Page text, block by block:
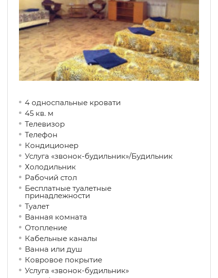
4 односпальные кровати
45 кв. м
Телевизор
Телефон
Кондиционер
Услуга «звонок-будильник»/Будильник
Холодильник
Рабочий стол
Бесплатные туалетные
принадлежности
Туалет
Ванная комната
Отопление
Кабельные каналы
Ванна или душ
Ковровое покрытие
Услуга «звонок-будильник»